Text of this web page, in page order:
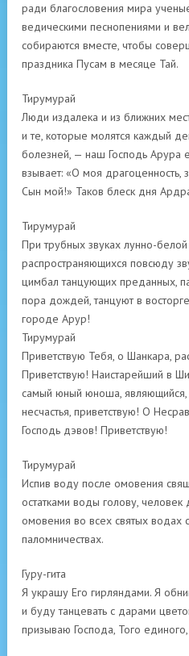
ради благословения мира
ведическими песнопениями и
собираются вместе, чтобы
праздника Пусам в месяце Тай.
Тирумурай
Люди издалека и из ближних
и те, которые молятся каждый
болезней, — наш Господь Арура
взывает: «О моя
Сын мой!» Таков блеск дня
Тирумурай
При трубных звуках лунно-
распространяющихся повсюду
цимбал танцующих преданных,
пора дождей, танцуют в
городе Арур!
Тирумурай
Приветствую Тебя, о Шанкара,
Приветствую! Наистарейший в
самый юный юноша, являющийся,
несчастья, приветствую! О
Господь дэвов! Приветствую!
Тирумурай
Испив воду после омовения
остатками воды голову, человек
омовения во всех святых водах
паломничествах.
Гуру-гита
Я украшу Его гирляндами. Я
и буду танцевать с дарами
призываю Господа, Того